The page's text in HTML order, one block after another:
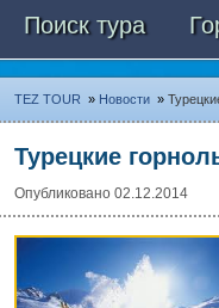
Поиск тура
TEZ TOUR » Новости »
Турецкие
Опубликовано 02.12.2014